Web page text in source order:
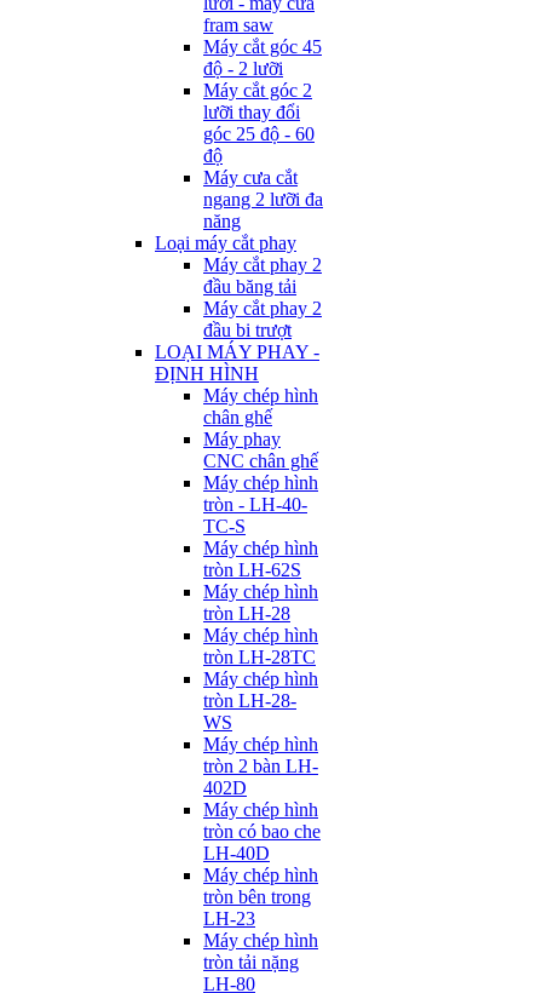
fram saw
Máy cắt góc 45
độ - 2 lưỡi
Máy cắt góc 2
lưỡi thay đổi
góc 25 độ - 60
độ
Máy cưa cắt
ngang 2 lưỡi đa
năng
Loại máy cắt phay
Máy cắt phay 2
đầu băng tải
Máy cắt phay 2
đầu bi trượt
LOẠI MÁY PHAY -
ĐỊNH HÌNH
Máy chép hình
chân ghế
Máy phay
CNC chân ghế
Máy chép hình
tròn - LH-40-
TC-S
Máy chép hình
tròn LH-62S
Máy chép hình
tròn LH-28
Máy chép hình
tròn LH-28TC
Máy chép hình
tròn LH-28-
WS
Máy chép hình
tròn 2 bàn LH-
402D
Máy chép hình
tròn có bao che
LH-40D
Máy chép hình
tròn bên trong
LH-23
Máy chép hình
tròn tải nặng
LH-80